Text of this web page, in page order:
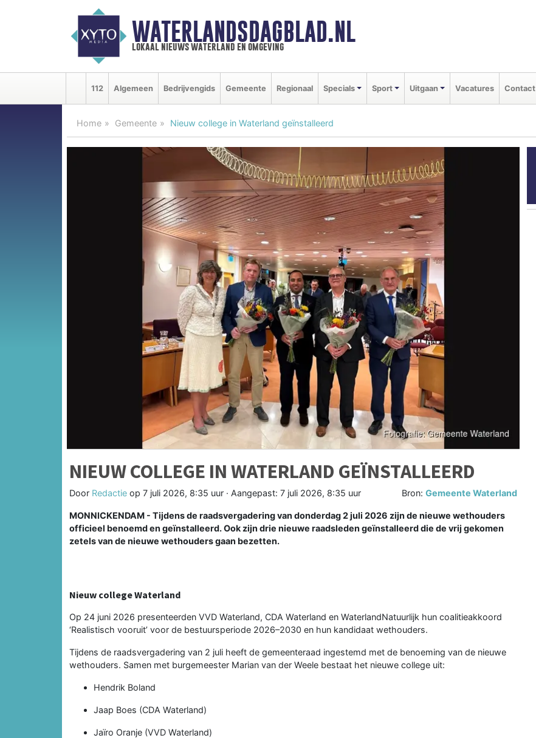
WATERLANDSDAGBLAD.NL
lokaal nieuws waterland en omgeving
112 Algemeen Bedrijvengids Gemeente Regionaal Specials Sport Uitgaan Vacatures Contact
Home Gemeente Nieuw college in Waterland geïnstalleerd
NIEUW COLLEGE IN WATERLAND GEÏNSTALLEERD
Door Redactie op 7 juli 2026, 8:35 uur · Aangepast: 7 juli 2026, 8:35 uur Bron:Gemeente Waterland
MONNICKENDAM - Tijdens de raadsvergadering van donderdag 2 juli 2026 zijn de nieuwe wethouders
officieel benoemd en geïnstalleerd. Ook zijn drie nieuwe raadsleden geïnstalleerd die de vrij gekomen
zetels van de nieuwe wethouders gaan bezetten.
Nieuw college Waterland
Op 24 juni 2026 presenteerden VVD Waterland, CDA Waterland en WaterlandNatuurlijk hun coalitieakkoord
‘Realistisch vooruit’ voor de bestuursperiode 2026–2030 en hun kandidaat wethouders.
Tijdens de raadsvergadering van 2 juli heeft de gemeenteraad ingestemd met de benoeming van de nieuwe
wethouders. Samen met burgemeester Marian van der Weele bestaat het nieuwe college uit:
Hendrik Boland
Jaap Boes (CDA Waterland)
Jaïro Oranje (VVD Waterland)